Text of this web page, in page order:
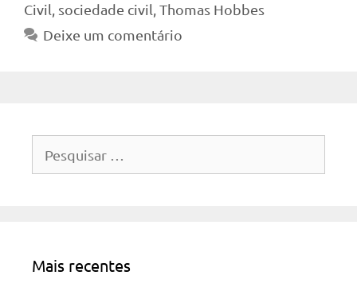
Civil, sociedade civil,Thomas Hobbes
Deixe um comentário
por:
Mais recentes